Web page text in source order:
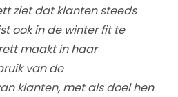
ziet dat klanten steeds
ook in de winter fit te
maakt in haar
van de
klanten, met als doel hen